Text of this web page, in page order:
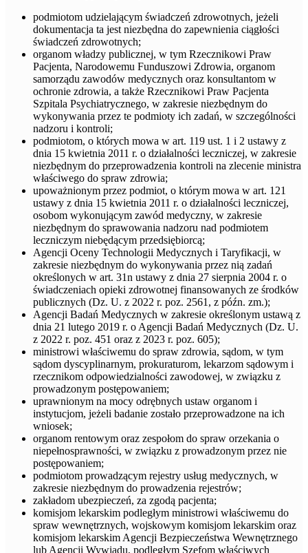
podmiotom udzielającym świadczeń zdrowotnych, jeżeli
dokumentacja ta jest niezbędna do zapewnienia ciągłości
świadczeń zdrowotnych;
organom władzy publicznej, w tym Rzecznikowi Praw
Pacjenta, Narodowemu Funduszowi Zdrowia, organom
samorządu zawodów medycznych oraz konsultantom w
ochronie zdrowia, a także Rzecznikowi Praw Pacjenta
Szpitala Psychiatrycznego, w zakresie niezbędnym do
wykonywania przez te podmioty ich zadań, w szczególności
nadzoru i kontroli;
podmiotom, o których mowa w art. 119 ust. 1 i 2 ustawy z
dnia 15 kwietnia 2011 r. o działalności leczniczej, w zakresie
niezbędnym do przeprowadzenia kontroli na zlecenie ministra
właściwego do spraw zdrowia;
upoważnionym przez podmiot, o którym mowa w art. 121
ustawy z dnia 15 kwietnia 2011 r. o działalności leczniczej,
osobom wykonującym zawód medyczny, w zakresie
niezbędnym do sprawowania nadzoru nad podmiotem
leczniczym niebędącym przedsiębiorcą;
Agencji Oceny Technologii Medycznych i Taryfikacji, w
zakresie niezbędnym do wykonywania przez nią zadań
określonych w art. 31n ustawy z dnia 27 sierpnia 2004 r. o
świadczeniach opieki zdrowotnej finansowanych ze środków
publicznych (Dz. U. z 2022 r. poz. 2561, z późn. zm.);
Agencji Badań Medycznych w zakresie określonym ustawą z
dnia 21 lutego 2019 r. o Agencji Badań Medycznych (Dz. U.
z 2022 r. poz. 451 oraz z 2023 r. poz. 605);
ministrowi właściwemu do spraw zdrowia, sądom, w tym
sądom dyscyplinarnym, prokuraturom, lekarzom sądowym i
rzecznikom odpowiedzialności zawodowej, w związku z
prowadzonym postępowaniem;
uprawnionym na mocy odrębnych ustaw organom i
instytucjom, jeżeli badanie zostało przeprowadzone na ich
wniosek;
organom rentowym oraz zespołom do spraw orzekania o
niepełnosprawności, w związku z prowadzonym przez nie
postępowaniem;
podmiotom prowadzącym rejestry usług medycznych, w
zakresie niezbędnym do prowadzenia rejestrów;
zakładom ubezpieczeń, za zgodą pacjenta;
komisjom lekarskim podległym ministrowi właściwemu do
spraw wewnętrznych, wojskowym komisjom lekarskim oraz
komisjom lekarskim Agencji Bezpieczeństwa Wewnętrznego
lub Agencji Wywiadu, podległym Szefom właściwych